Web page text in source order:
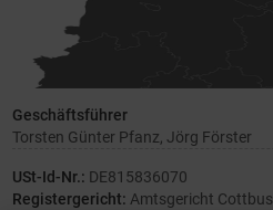
Geschäftsführer
Torsten Günter Pfanz, Jörg Förster
USt-Id-Nr.: DE815836070
Registergericht: Amtsgericht Cottbus